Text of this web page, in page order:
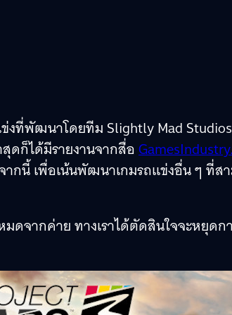
งที่พัฒนาโดยทีม Slightly Mad
ดก็ได้มีรายงานจากสื่อ
กนี้ เพื่อเน้นพัฒนาเกมรถแข่งอื่น ๆ ที่ส
มดจากค่าย ทางเราได้ตัดสินใจจะหยุ